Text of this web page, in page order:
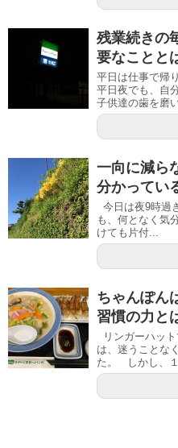
残業続きの
要なことと
平日は仕事で帰
平日夜でも、自
子供達の歯を磨
一向に減ら
分かってい
今日は夜9時過
も、何となく
けても片付...
ちゃんぽん
習慣の力と
リンガーハッ
は、迷うことな
た。 しかし、１